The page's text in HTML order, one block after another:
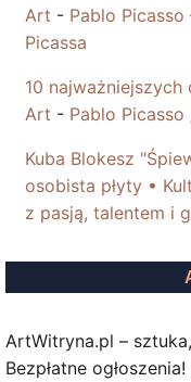
Art - Pablo Picasso
Picassa
10 najważniejszych
Art - Pablo Picasso
Kuba Blokesz
osobista płyty •
z pasją, talentem i
ArtWitryna.pl –
Bezpłatne